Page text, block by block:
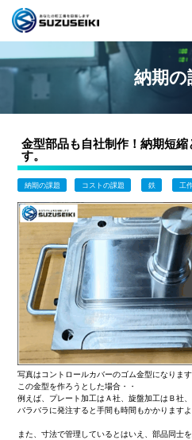
納期の
金型部品も自社制作！納期短
す。
納期の課題 コストの課題 鉄 工
写真はコントロールカバーのゴム金型になります
この金型を作ろうとした場合・・
例えば、プレート加工はＡ社、旋盤加工はＢ社
バラバラに発注すると手間も時間もかかります
また、寸法で管理しているとはいえ、部品同士